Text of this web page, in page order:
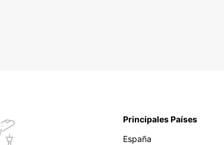
Principales Países
España